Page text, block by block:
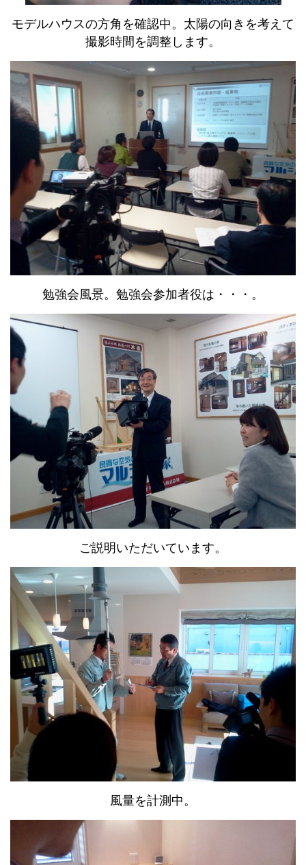
モデルハウスの方角を確認中。太陽の向きを考えて
撮影時間を調整します。
勉強会風景。勉強会参加者役は・・・。
ご説明いただいています。
風量を計測中。